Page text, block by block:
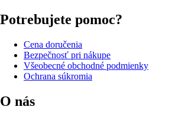
Potrebujete pomoc?
Cena doručenia
Bezpečnosť pri nákupe
Všeobecné obchodné podmienky
Ochrana súkromia
O nás